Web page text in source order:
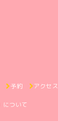
予約 アクセス
について